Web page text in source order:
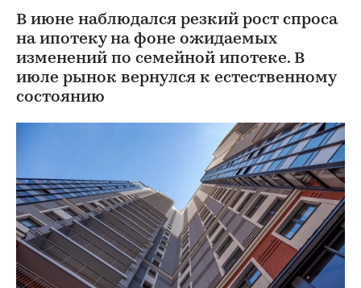
В июне наблюдался резкий рост спроса
на ипотеку на фоне ожидаемых
изменений по семейной ипотеке. В
июле рынок вернулся к естественному
состоянию